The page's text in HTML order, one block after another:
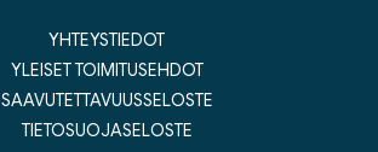
YHTEYSTIEDOT
YLEISET TOIMITUSEHDOT
SAAVUTETTAVUUSSELOSTE
TIETOSUOJASELOSTE